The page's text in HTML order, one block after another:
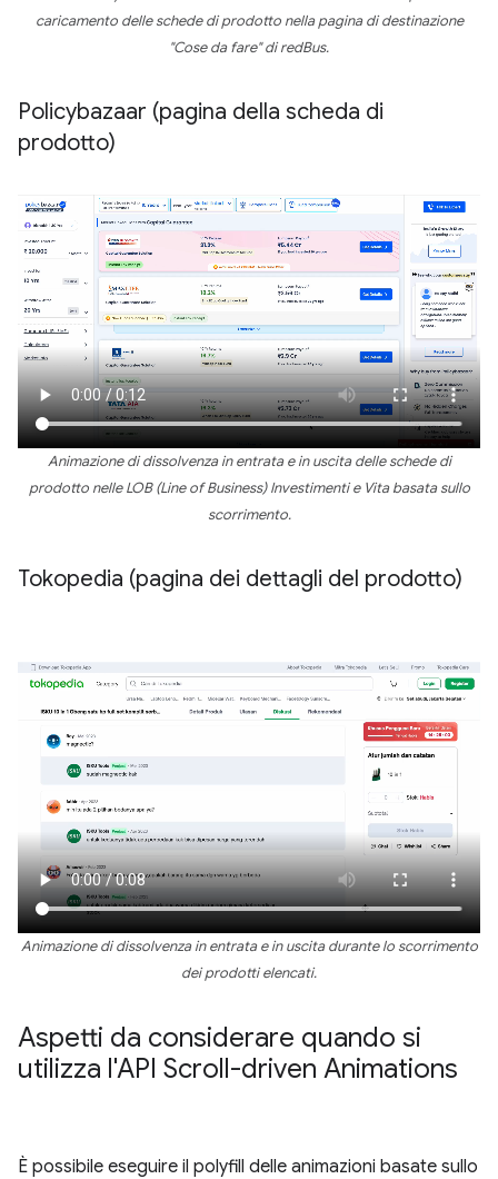
caricamento delle schede di prodotto nella pagina di destinazione
"Cose da fare" di redBus.
Policybazaar (pagina della scheda di
prodotto)
Animazione di dissolvenza in entrata e in uscita delle schede di
prodotto nelle LOB (Line of Business) Investimenti e Vita basata sullo
scorrimento.
Tokopedia (pagina dei dettagli del prodotto)
Animazione di dissolvenza in entrata e in uscita durante lo scorrimento
dei prodotti elencati.
Aspetti da considerare quando si
utilizza l'API Scroll-driven Animations
È possibile eseguire il polyfill delle animazioni basate sullo